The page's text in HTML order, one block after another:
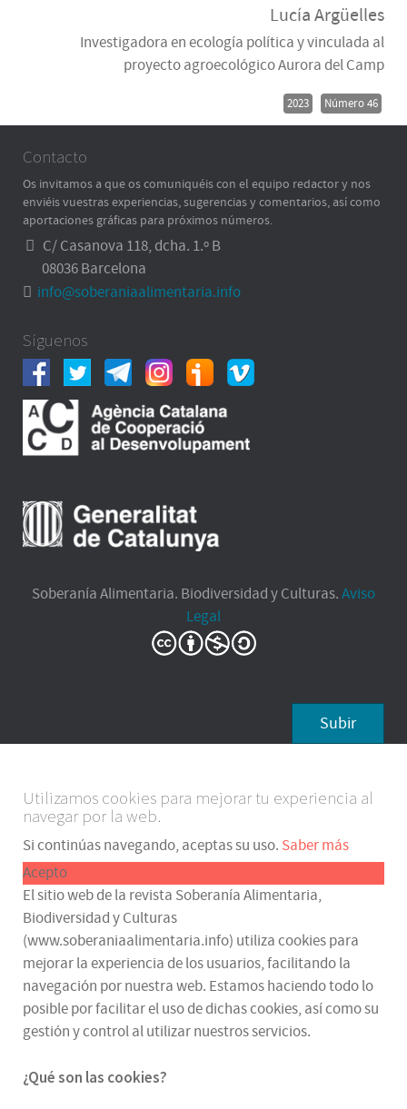
Lucía Argüelles
Investigadora en ecología política y vinculada al
proyecto agroecológico Aurora del Camp
2023 Número 46
Contacto
Os invitamos a que os comuniquéis con el equipo redactor y nos
enviéis vuestras experiencias, sugerencias y comentarios, así como
aportaciones gráficas para próximos números.
C/ Casanova 118, dcha. 1.º B
08036 Barcelona
info@soberaniaalimentaria.info
Síguenos
Soberanía Alimentaria. Biodiversidad y Culturas.Aviso
Legal
Subir
Utilizamos cookies para mejorar tu experiencia al
navegar por la web.
Si continúas navegando, aceptas su uso. Saber más
Acepto
El sitio web de la revista Soberanía Alimentaria,
Biodiversidad y Culturas
(www.soberaniaalimentaria.info) utiliza cookies para
mejorar la experiencia de los usuarios, facilitando la
navegación por nuestra web. Estamos haciendo todo lo
posible por facilitar el uso de dichas cookies, así como su
gestión y control al utilizar nuestros servicios.
¿Qué son las cookies?